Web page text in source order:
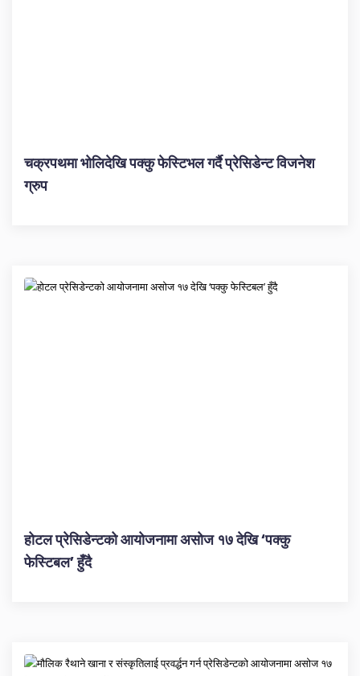
चक्रपथमा भोलिदेखि पक्कु फेस्टिभल गर्दै प्रेसिडेन्ट विजनेश
ग्रुप
होटल प्रेसिडेन्टको आयोजनामा असोज १७ देखि ‘पक्कु
फेस्टिबल’ हुँदै